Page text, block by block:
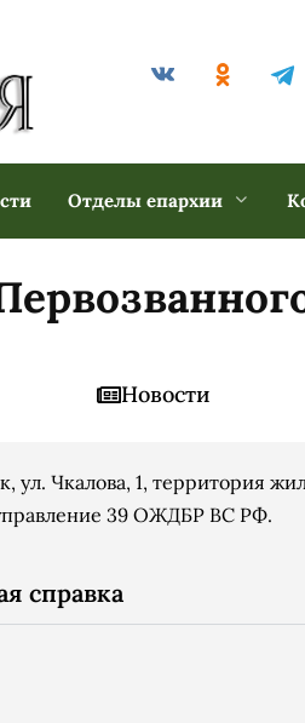
Отделы епархии
Новости
ул. Чкалова, 1, территория
39 ОЖДБР ВС РФ.
справка